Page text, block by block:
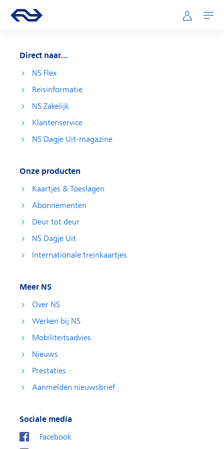
Hoofdnavigatie
Ga naar de homepage van ns.nl Mijn NS
Openen
Direct naar...
NS Flex
Reisinformatie
NS Zakelijk
Klantenservice
NS Dagje Uit-magazine
Onze producten
Kaartjes & Toeslagen
Abonnementen
Deur tot deur
NS Dagje Uit
Internationale treinkaartjes
Meer NS
Over NS
Werken bij NS
Mobiliteitsadvies
Nieuws
Prestaties
Aanmelden nieuwsbrief
Sociale media
Facebook